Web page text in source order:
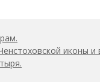
иконы